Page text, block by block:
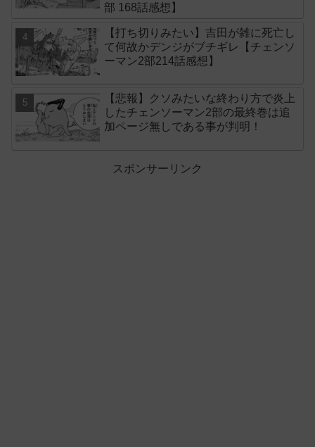
部 168話感想】
【打ち切りみたい】吉田が雑に死亡し
て何故かデンジがブチギレ【チェンソ
ーマン2部214話感想】
【悲報】クソみたいな終わり方で炎上
したチェンソーマン2部の最終巻は追
加ページ無しである事が判明！
スポンサーリンク